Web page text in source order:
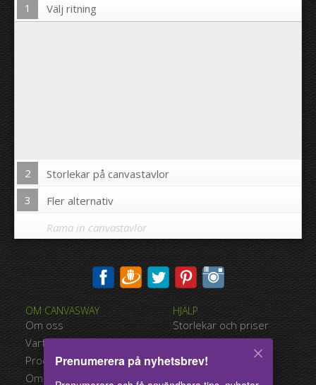
Ladda upp foto
1 Välj ritning
2
Storlekar på canvastavlor
3
Fler alternativ
Skriva ut bilden på kanterna av din canvastavla:
Nej
Rama in canvastavlor
OM CANVASWAY
Om oss
Varför Canvasway.com
Produktkvalitet
Omdömen
HJÄLP
Storlekar och priser
Betalningsalternativ
Typer av leverans
Användarvillkor
Prenumerera på nyhetsbrev!